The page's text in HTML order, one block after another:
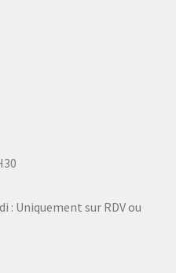
: Uniquement sur RDV ou